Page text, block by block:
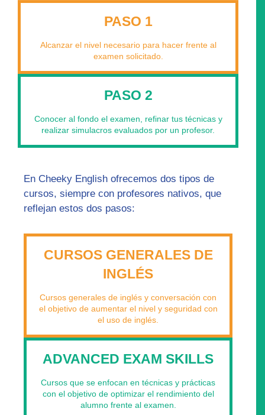
PASO 1
Alcanzar el nivel necesario para hacer frente al
examen solicitado.
PASO 2
Conocer al fondo el examen, refinar tus técnicas y
realizar simulacros evaluados por un profesor.
En Cheeky English ofrecemos dos tipos de
cursos, siempre con profesores nativos, que
reflejan estos dos pasos:
CURSOS GENERALES DE
INGLÉS
Cursos generales de inglés y conversación con
el objetivo de aumentar el nivel y seguridad con
el uso de inglés.
ADVANCED EXAM SKILLS
Cursos que se enfocan en técnicas y prácticas
con el objetivo de optimizar el rendimiento del
alumno frente al examen.